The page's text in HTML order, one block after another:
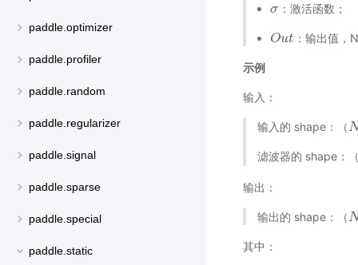
paddle.optimizer
paddle.profiler
paddle.random
paddle.regularizer
paddle.signal
paddle.sparse
paddle.special
paddle.static
σ
σ ：激活函数；
Out
Out ：输出值
示例
输入：
输入的 shape： （（N
滤波器的 shape：
输出：
输出的 shape： （（N
其中：